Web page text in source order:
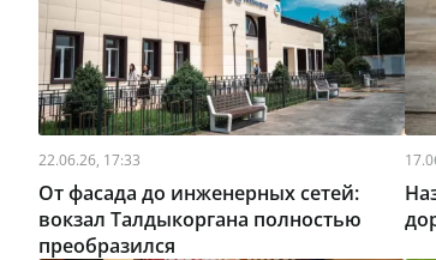
22.06.26, 17:33
От фасада до инженерных сетей:
вокзал Талдыкоргана полностью
преобразился